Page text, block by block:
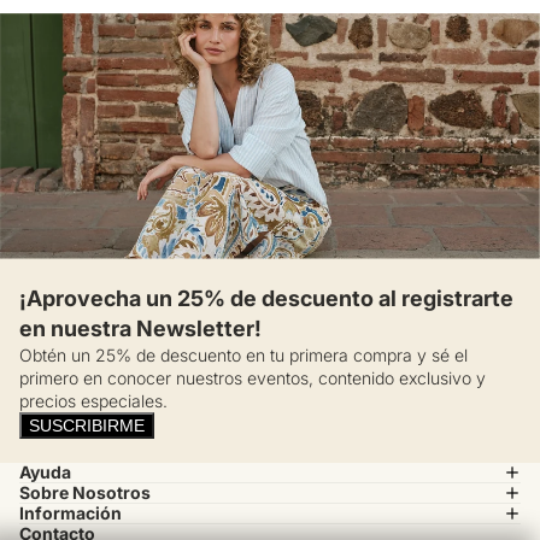
¡Aprovecha un 25% de descuento al registrarte
en nuestra Newsletter!
Obtén un 25% de descuento en tu primera compra y sé el
primero en conocer nuestros eventos, contenido exclusivo y
precios especiales.
SUSCRIBIRME
Ayuda
Sobre Nosotros
Información
Contacto